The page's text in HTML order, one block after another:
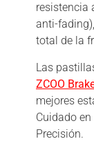
resistencia
anti-
total de la
Las
ZCOO
mejores
Cuidado
Precisión.